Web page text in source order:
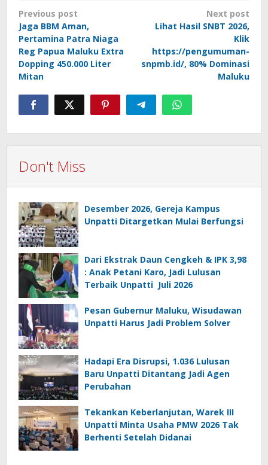
Post
navigation
Previous post
Jaga BBM Aman,
Pertamina Patra Niaga
Reg Papua Maluku Extra
Dopping 450.000 Liter
Mitan
Next post
Lihat Hasil SNBT 2026,
Klik
https://pengumuman-
snpmb.id/, 80% Dominasi
Maluku
Don't Miss
Desember 2026, Gereja Kampus
Unpatti Ditargetkan Mulai Berfungsi
Dari Ekstrak Daun Cengkeh & IPK 3,98
: Anak Petani Karo, Jadi Lulusan
Terbaik Unpatti Juli 2026
Pesan Gubernur Maluku, Wisudawan
Unpatti Harus Jadi Problem Solver
Hadapi Era Disrupsi, 1.036 Lulusan
Baru Unpatti Ditantang Jadi Agen
Perubahan
Tekankan Keberlanjutan, Warek III
Unpatti Minta Usaha PMW 2026 Tak
Berhenti Setelah Didanai